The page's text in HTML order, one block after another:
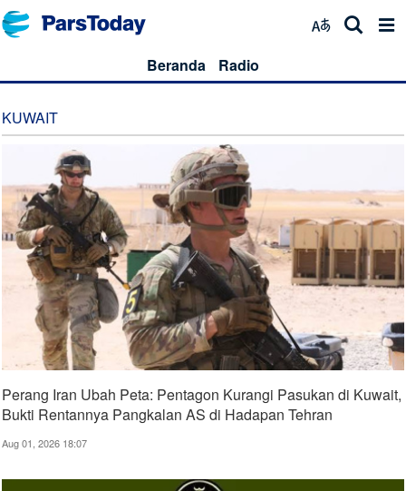
Beranda Radio
KUWAIT
Perang Iran Ubah Peta: Pentagon Kurangi Pasukan di Kuwait,
Bukti Rentannya Pangkalan AS di Hadapan Tehran
Aug 01, 2026 18:07